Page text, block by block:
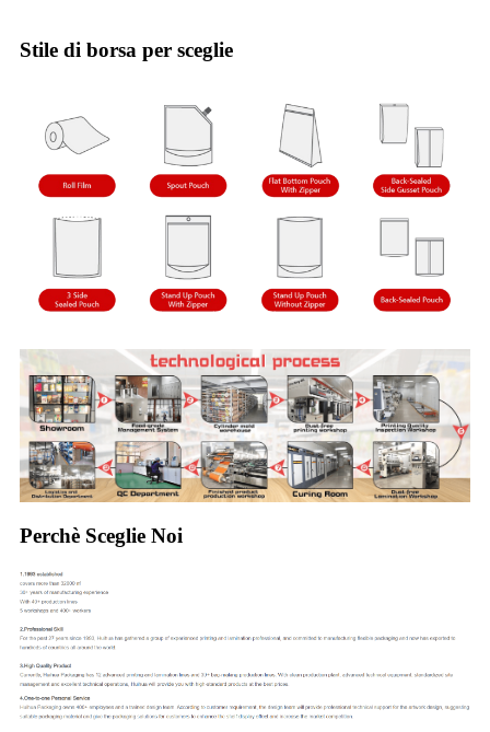
Stile di borsa per sceglie
Perchè Sceglie Noi